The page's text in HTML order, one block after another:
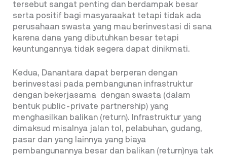
tersebut sangat penting dan berdampak besar
serta positif bagi masyaraakat tetapi tidak ada
perusahaan swasta yang mau berinvestasi di sana
karena dana yang dibutuhkan besar tetapi
keuntungannya tidak segera dapat dinikmati.
Kedua, Danantara dapat berperan dengan
berinvestasi pada pembangunan infrastruktur
dengan bekerjasama dengan swasta (dalam
bentuk public-private partnership) yang
menghasilkan balikan (return). Infrastruktur yang
dimaksud misalnya jalan tol, pelabuhan, gudang,
pasar dan yang lainnya yang biaya
pembangunannya besar dan balikan (return)nya tak